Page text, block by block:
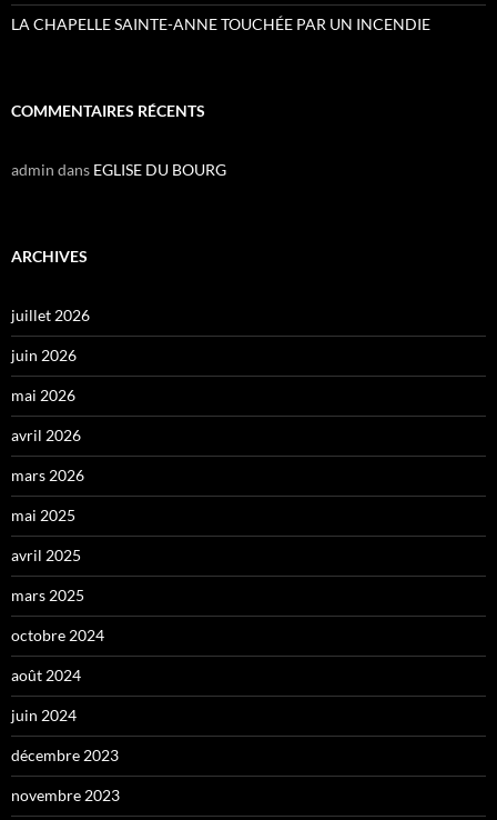
LA CHAPELLE SAINTE-ANNE TOUCHÉE PAR UN INCENDIE
COMMENTAIRES RÉCENTS
admin dans EGLISE DU BOURG
ARCHIVES
juillet 2026
juin 2026
mai 2026
avril 2026
mars 2026
mai 2025
avril 2025
mars 2025
octobre 2024
août 2024
juin 2024
décembre 2023
novembre 2023